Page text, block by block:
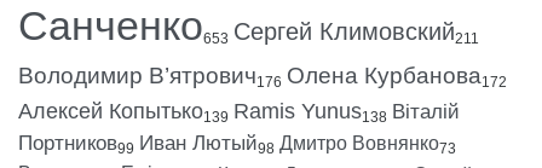
Санченко653 Сергей Климовский211
Володимир В’ятрович176 Олена Курбанова172
Алексей Копытько139 Ramis Yunus138 Віталій
Портников99 Иван Лютый98 Дмитро Вовнянко73